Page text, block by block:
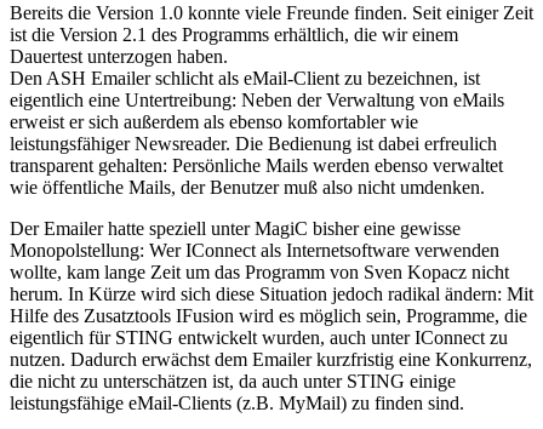
Bereits die Version 1.0 konnte viele Freunde finden. Seit einiger Zeit
ist die Version 2.1 des Programms erhältlich, die wir einem
Dauertest unterzogen haben.
Den ASH Emailer schlicht als eMail-Client zu bezeichnen, ist
eigentlich eine Untertreibung: Neben der Verwaltung von eMails
erweist er sich außerdem als ebenso komfortabler wie
leistungsfähiger Newsreader. Die Bedienung ist dabei erfreulich
transparent gehalten: Persönliche Mails werden ebenso verwaltet
wie öffentliche Mails, der Benutzer muß also nicht umdenken.
Der Emailer hatte speziell unter MagiC bisher eine gewisse
Monopolstellung: Wer IConnect als Internetsoftware verwenden
wollte, kam lange Zeit um das Programm von Sven Kopacz nicht
herum. In Kürze wird sich diese Situation jedoch radikal ändern: Mit
Hilfe des Zusatztools IFusion wird es möglich sein, Programme, die
eigentlich für STING entwickelt wurden, auch unter IConnect zu
nutzen. Dadurch erwächst dem Emailer kurzfristig eine Konkurrenz,
die nicht zu unterschätzen ist, da auch unter STING einige
leistungsfähige eMail-Clients (z.B. MyMail) zu finden sind.